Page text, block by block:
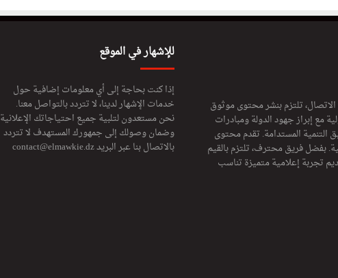
تلتزم بنشر محتوى موثوق
مع إبراز جهود الدولة ومبادرات
التنمية المستدامة. تقدم محتوى
بفضل فريق محترف، تلتزم بالقيم
تجربة إعلامية متميزة تناسب
للإشهار في الموقع
إذا كنت بحاجة إلى أي معلومات إضافية حول
خدمات الإشهار لدينا، لا تتردد بالتواصل معنا.
نحن مستعدون لتلبية جميع احتياجاتك الإعلانية
وضمان وصولك إلى جمهورك المستهدف لا تتردد
بالاتصال بنا عبر البريدcontact@elmawkie.dz